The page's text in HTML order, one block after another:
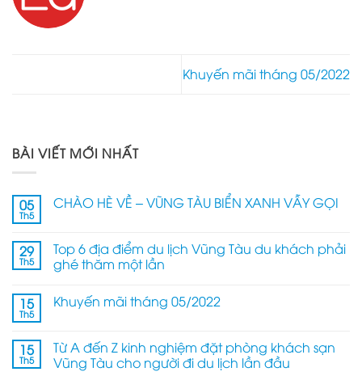
Khuyến mãi tháng 05/2022
BÀI VIẾT MỚI NHẤT
05
Th5
CHÀO HÈ VỀ – VŨNG TÀU BIỂN XANH VẪY GỌI
29
Th5
Top 6 địa điểm du lịch Vũng Tàu du khách phải
ghé thăm một lần
15
Th5
Khuyến mãi tháng 05/2022
15
Th5
Từ A đến Z kinh nghiệm đặt phòng khách sạn
Vũng Tàu cho người đi du lịch lần đầu